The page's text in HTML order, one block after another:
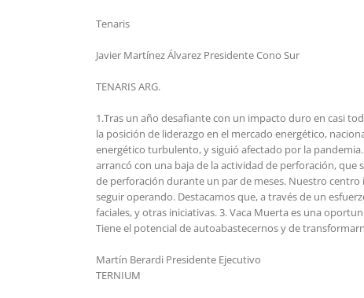
Tenaris
Javier Martínez Álvarez Presidente Cono Sur
TENARIS ARG.
1.Tras un año desafiante con un impacto duro en casi
la posición de liderazgo en el mercado energético,
energético turbulento, y siguió afectado por la
arrancó con una baja de la actividad de perforación, que
de perforación durante un par de meses. Nuestro
seguir operando. Destacamos que, a través de un
faciales, y otras iniciativas. 3. Vaca Muerta es una
Tiene el potencial de autoabastecernos y de
Martín Berardi Presidente Ejecutivo
TERNIUM